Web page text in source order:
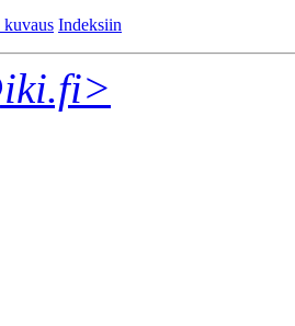
kuvaus Indeksiin